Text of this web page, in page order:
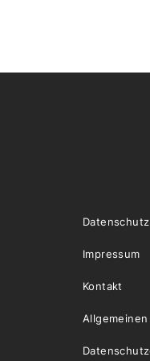
Datenschutz
Impressum
Kontakt